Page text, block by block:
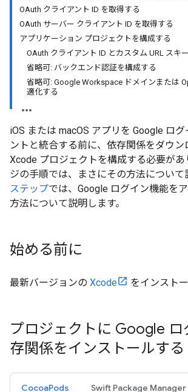
OAuth クライアント ID を取得する
OAuth サーバー クライアント ID を取得する
アプリケーション プロジェクトを構成する
OAuth クライアント ID とカスタム URL スキ
省略可: バックエンド認証を構成する
省略可: Google Workspace ドメインまたは
適化する
iOS または macOS アプリを Google ロ
ントと統合する前に、依存関係をダウン
Xcode プロジェクトを構成する必要があ
ジの手順では、まさにその方法について
ステップでは、Google ログイン機能を
方法について説明します。
始める前に
最新バージョンの Xcode をインストー
プロジェクトに Google ロ
存関係をインストールする
CocoaPods Swift Package Manager